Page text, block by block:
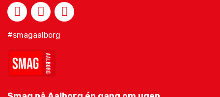
#smagaalborg